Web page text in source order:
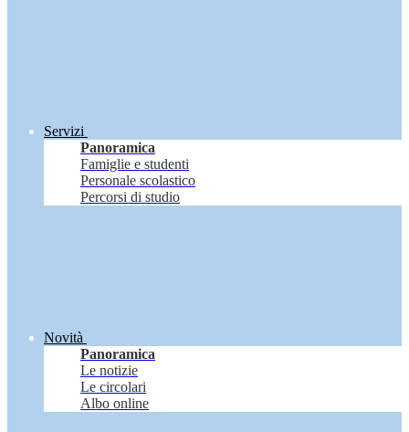
Servizi
Panoramica
Famiglie e studenti
Personale scolastico
Percorsi di studio
Novità
Panoramica
Le notizie
Le circolari
Albo online